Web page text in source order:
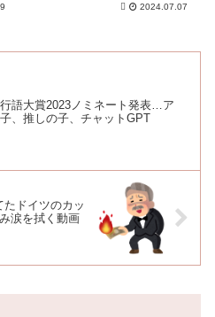
2024.07.07
行語大賞2023ノミネート発表…ア
、推しの子、チャットGPT
たドイツのカッ
涙を拭く動画